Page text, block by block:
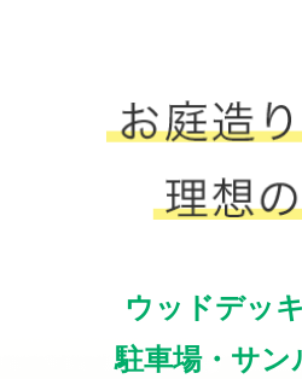
ウッドデッ
駐車場・サン